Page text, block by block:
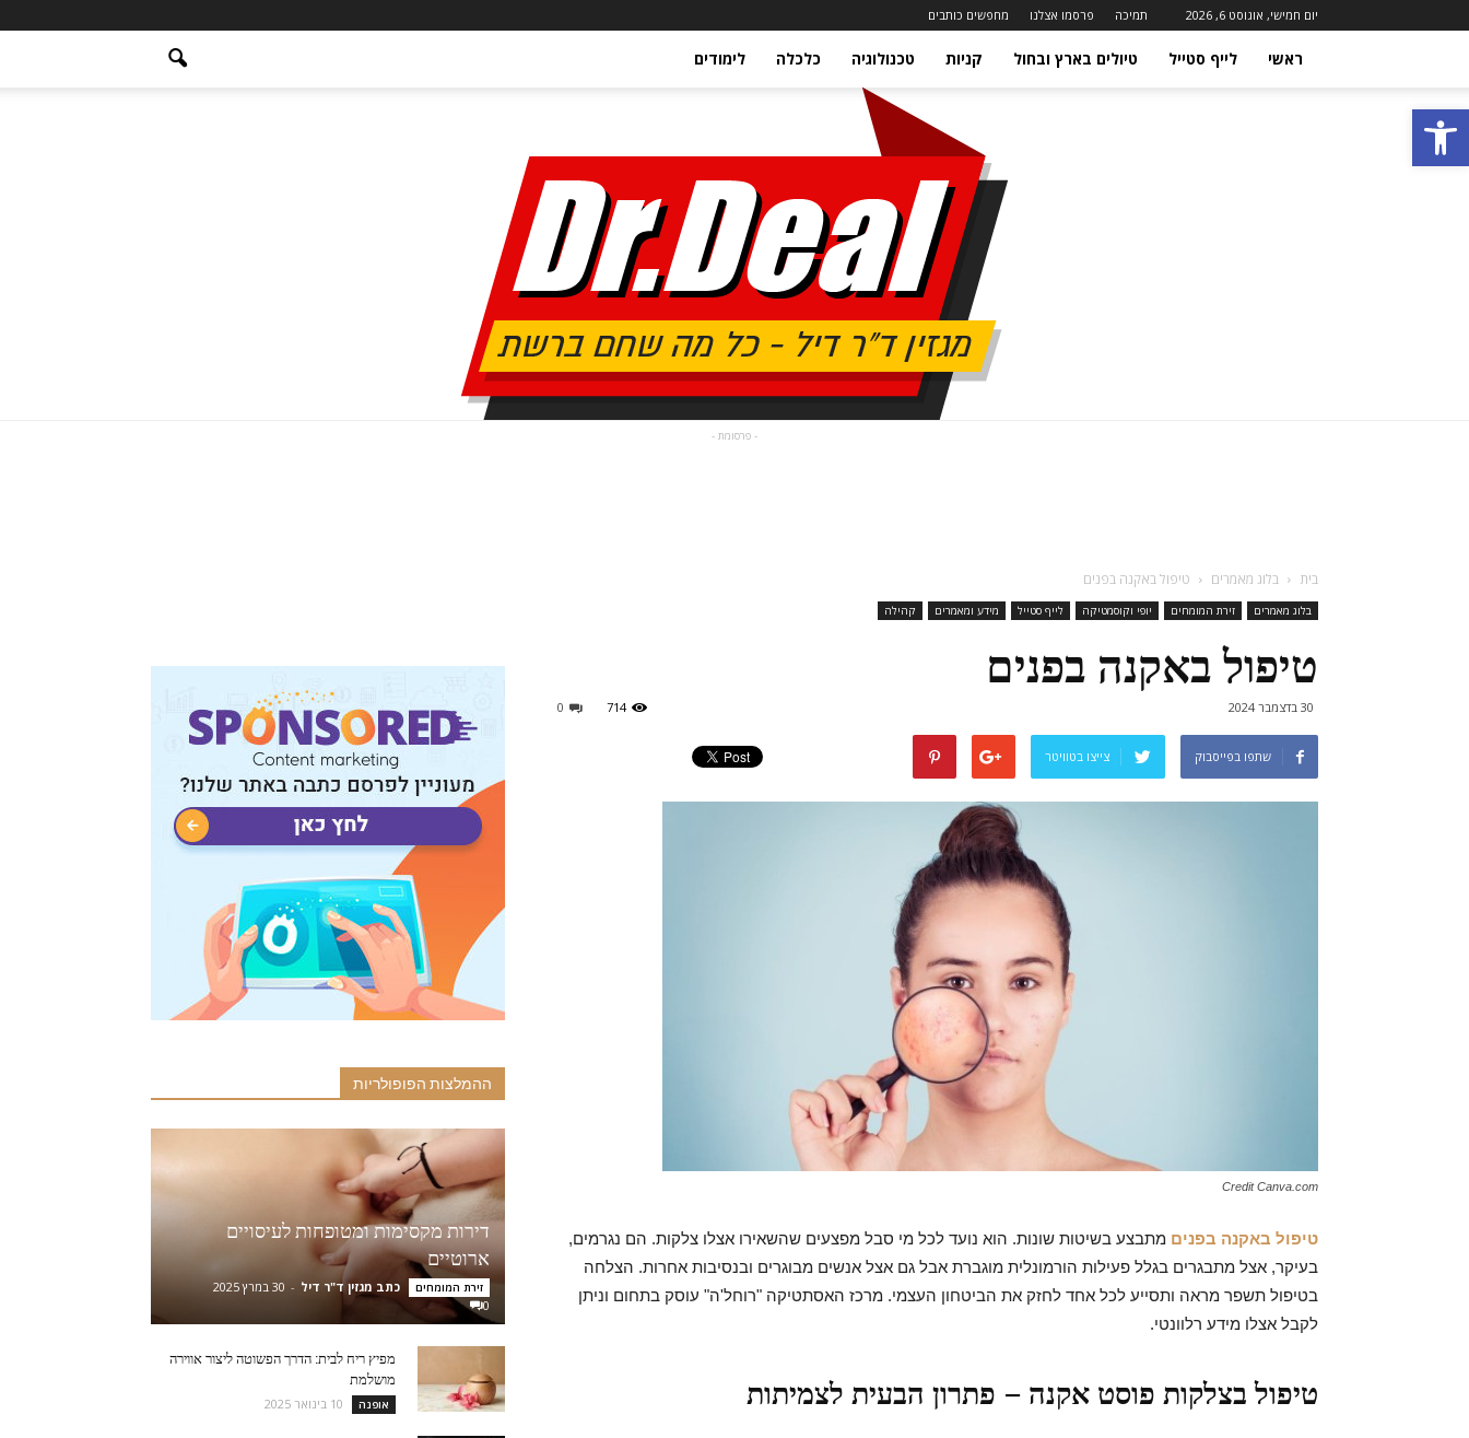
פתח סרגל נגישות
יום חמישי, אוגוסט 6, 2026 תמיכה פרסמו אצלנו מחפשים כותבים
ראשי לייף סטייל טיולים בארץ ובחול קניות טכנולוגיה כלכלה לימודים
- פרסומת -
בית בלוג מאמרים טיפול באקנה בפנים
בלוג מאמרים זירת המומחים יופי וקוסמטיקה לייף סטייל מידע ומאמרים קהילה
טיפול באקנה בפנים
30 בדצמבר 2024 0 714
שתפו בפייסבוק צייצו בטוויטר
Credit Canva.com
טיפול באקנה בפנים מתבצע בשיטות שונות. הוא נועד לכל מי סבל מפצעים שהשאירו אצלו צלקות. הם נגרמים,
בעיקר, אצל מתבגרים בגלל פעילות הורמונלית מוגברת אבל גם אצל אנשים מבוגרים ובנסיבות אחרות. הצלחה
בטיפול תשפר מראה ותסייע לכל אחד לחזק את הביטחון העצמי. מרכז האסתטיקה "רוחל'ה" עוסק בתחום וניתן
לקבל אצלו מידע רלוונטי.
טיפול בצלקות פוסט אקנה – פתרון הבעית לצמיתות
ההמלצות הפופולריות
דירות מקסימות ומטופחות לעיסויים
ארוטיים
זירת המומחים כתב מגזין ד"ר דיל - 30 במרץ 2025
0
מפיץ ריח לבית: הדרך הפשוטה ליצור אווירה
מושלמת
אופנה 10 בינואר 2025